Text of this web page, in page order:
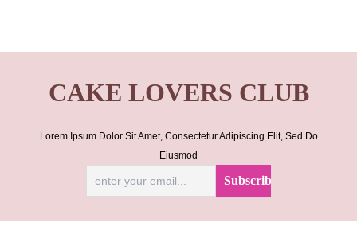
CAKE LOVERS CLUB
Lorem Ipsum Dolor Sit Amet, Consectetur Adipiscing Elit, Sed Do
Eiusmod